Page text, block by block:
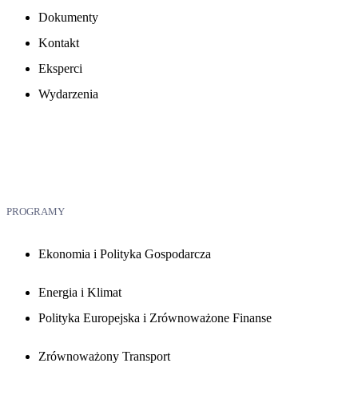
Dokumenty
Kontakt
Eksperci
Wydarzenia
PROGRAMY
Ekonomia i Polityka Gospodarcza
Energia i Klimat
Polityka Europejska i Zrównoważone Finanse
Zrównoważony Transport